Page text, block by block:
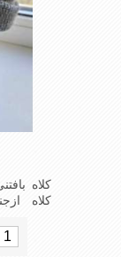
کلاه
کلاه
پوش
فرمی